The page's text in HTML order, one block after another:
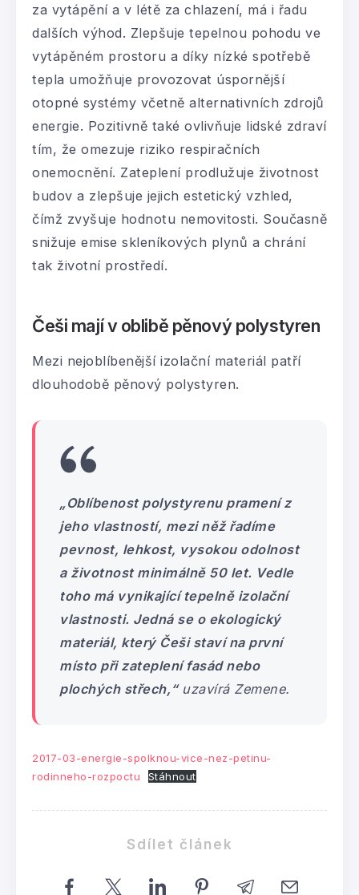
za vytápění a v létě za chlazení, má i řadu
dalších výhod. Zlepšuje tepelnou pohodu ve
vytápěném prostoru a díky nízké spotřebě
tepla umožňuje provozovat úspornější
otopné systémy včetně alternativních zdrojů
energie. Pozitivně také ovlivňuje lidské zdraví
tím, že omezuje riziko respiračních
onemocnění. Zateplení prodlužuje životnost
budov a zlepšuje jejich estetický vzhled,
čímž zvyšuje hodnotu nemovitosti. Současně
snižuje emise skleníkových plynů a chrání
tak životní prostředí.
Češi mají v oblibě pěnový polystyren
Mezi nejoblíbenější izolační materiál patří
dlouhodobě pěnový polystyren.
„Oblíbenost polystyrenu pramení z
jeho vlastností, mezi něž řadíme
pevnost, lehkost, vysokou odolnost
a životnost minimálně 50 let. Vedle
toho má vynikající tepelně izolační
vlastnosti. Jedná se o ekologický
materiál, který Češi staví na první
místo při zateplení fasád nebo
plochých střech,“uzavírá Zemene.
2017-03-energie-spolknou-vice-nez-petinu-
rodinneho-rozpoctu
Stáhnout
Sdílet článek